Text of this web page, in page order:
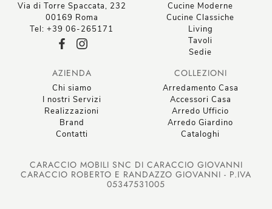
Via di Torre Spaccata, 232
00169 Roma
Tel: +39 06-265171
Cucine Moderne
Cucine Classiche
Living
Tavoli
Sedie
AZIENDA
Chi siamo
I nostri Servizi
Realizzazioni
Brand
Contatti
COLLEZIONI
Arredamento Casa
Accessori Casa
Arredo Ufficio
Arredo Giardino
Cataloghi
CARACCIO MOBILI SNC DI CARACCIO GIOVANNI
CARACCIO ROBERTO E RANDAZZO GIOVANNI - P.IVA
05347531005